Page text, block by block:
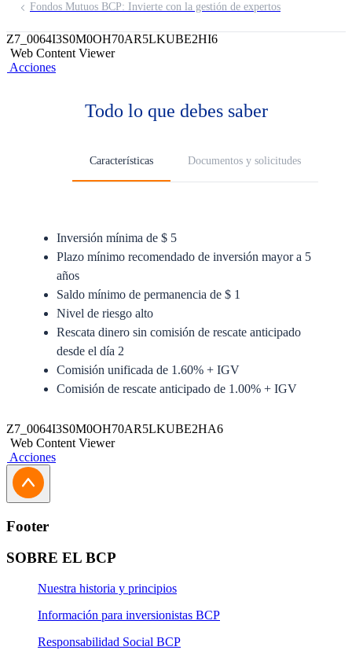
Fondos Mutuos BCP: Invierte con la gestión de expertos
Z7_0064I3S0M0OH70AR5LKUBE2HI6
Web Content Viewer
Acciones
Todo lo que debes saber
Características Documentos y solicitudes
Inversión mínima de $ 5
Plazo mínimo recomendado de inversión mayor a 5
años
Saldo mínimo de permanencia de $ 1
Nivel de riesgo alto
Rescata dinero sin comisión de rescate anticipado
desde el día 2
Comisión unificada de 1.60% + IGV
Comisión de rescate anticipado de 1.00% + IGV
Prospecto Simplificado
Solicitud de Traspaso
Solicitud de Rescate Programado
Solicitud de Suscripción
Z7_0064I3S0M0OH70AR5LKUBE2HA6
Web Content Viewer
Acciones
Footer
SOBRE EL BCP
Nuestra historia y principios
Información para inversionistas BCP
Responsabilidad Social BCP